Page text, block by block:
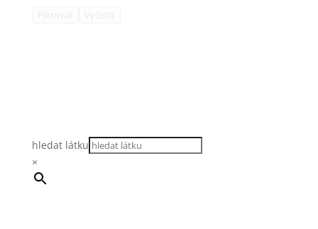
hledat látku
×